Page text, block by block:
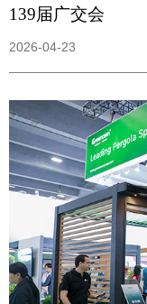
139届广交会
2026-04-23